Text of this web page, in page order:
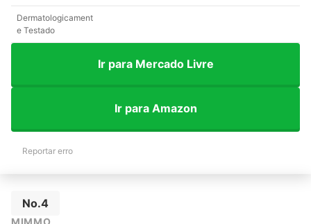
Dermatologicament
e Testado
Ir para Mercado Livre
Ir para Amazon
Reportar erro
No.4